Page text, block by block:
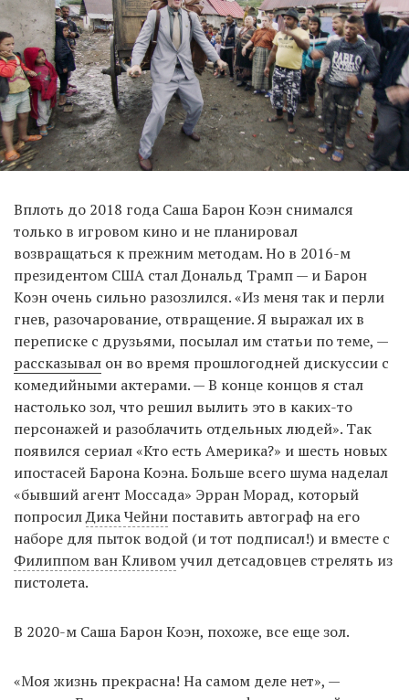
Вплоть до 2018 года Саша Барон Коэн снимался
только в игровом кино и не планировал
возвращаться к прежним методам. Но в 2016-м
президентом США стал Дональд Трамп — и Барон
Коэн очень сильно разозлился. «Из меня так и перли
гнев, разочарование, отвращение. Я выражал их в
переписке с друзьями, посылал им статьи по теме, —
рассказывал он во время прошлогодней дискуссии с
комедийными актерами. — В конце концов я стал
настолько зол, что решил вылить это в каких-то
персонажей и разоблачить отдельных людей». Так
появился сериал «Кто есть Америка?» и шесть новых
ипостасей Барона Коэна. Больше всего шума наделал
«бывший агент Моссада» Эрран Морад, который
попросилДика Чейни поставить автограф на его
наборе для пыток водой (и тот подписал!) и вместе с
Филиппом ван Кливомучил детсадовцев стрелять из
пистолета.
В 2020-м Саша Барон Коэн, похоже, все еще зол.
«Моя жизнь прекрасна! На самом деле нет», —